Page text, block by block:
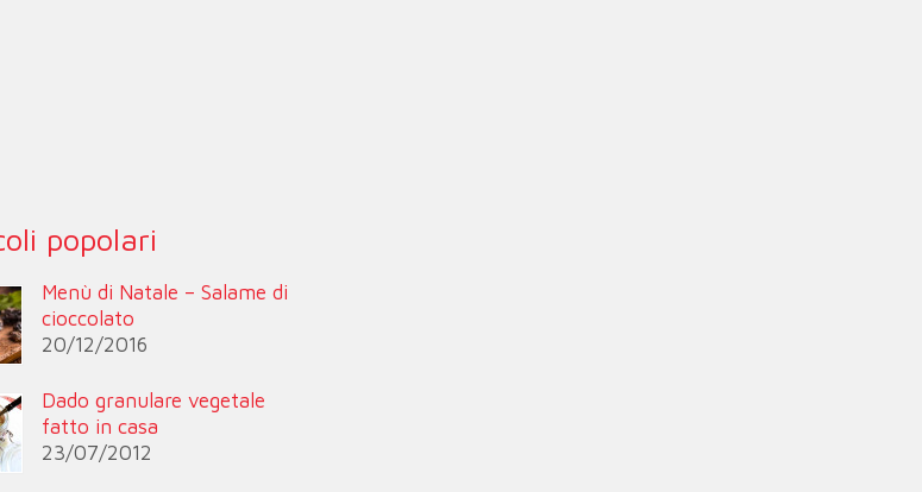
popolari
Menù di Natale – Salame di
cioccolato
20/12/2016
Dado granulare vegetale
fatto in casa
23/07/2012